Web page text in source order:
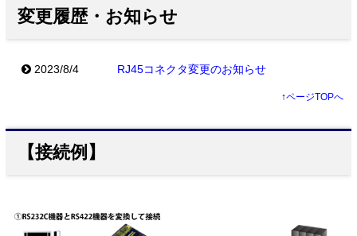
変更履歴・お知らせ
2023/8/4 RJ45コネクタ変更のお知らせ
↑ページTOPへ
【接続例】